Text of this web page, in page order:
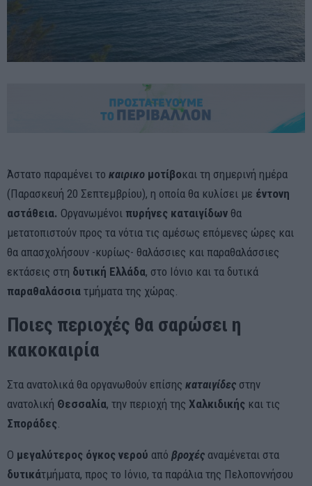
Άστατο παραμένει το καιρικο μοτίβοκαι τη σημερινή ημέρα
(Παρασκευή 20 Σεπτεμβρίου), η οποία θα κυλίσει με έντονη
αστάθεια. Οργανωμένοι πυρήνες καταιγίδων θα
μετατοπιστούν προς τα νότια τις αμέσως επόμενες ώρες και
θα απασχολήσουν -κυρίως- θαλάσσιες και παραθαλάσσιες
εκτάσεις στη δυτική Ελλάδα, στο Ιόνιο και τα δυτικά
παραθαλάσσια τμήματα της χώρας.
Ποιες περιοχές θα σαρώσει η
κακοκαιρία
Στα ανατολικά θα οργανωθούν επίσης καταιγίδες στην
ανατολική Θεσσαλία, την περιοχή της Χαλκιδικής και τις
Σποράδες.
Ο μεγαλύτερος όγκος νερού από βροχές αναμένεται στα
δυτικάτμήματα, προς το Ιόνιο, τα παράλια της Πελοποννήσου